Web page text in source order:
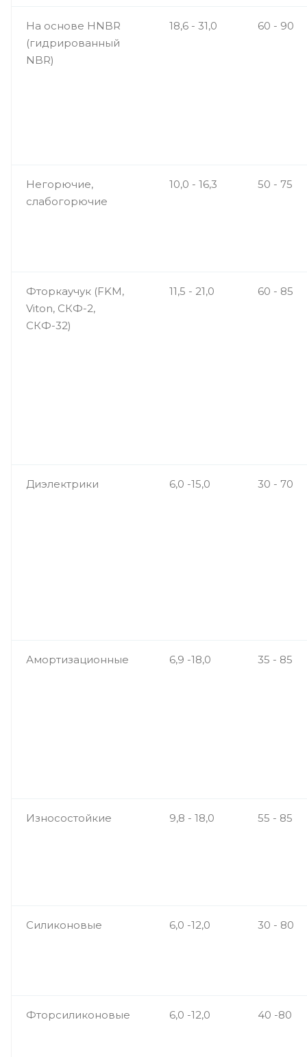
На основе HNBR
(гидрированный
NBR)
18,6 - 31,0 60 - 90
Негорючие,
слабогорючие
10,0 - 16,3 50 - 75
Фторкаучук (FKM,
Viton, СКФ-2,
СКФ-32)
11,5 - 21,0 60 - 85
Диэлектрики 6,0 -15,0 30 - 70
Амортизационные 6,9 -18,0 35 - 85
Износостойкие 9,8 - 18,0 55 - 85
Силиконовые 6,0 -12,0 30 - 80
Фторсиликоновые 6,0 -12,0 40 -80